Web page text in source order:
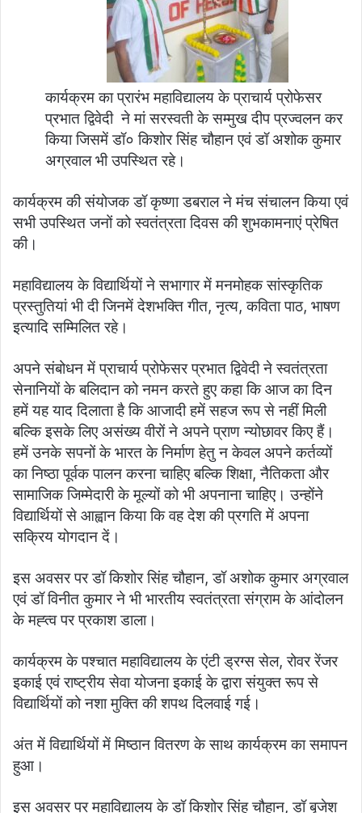
कार्यक्रम का प्रारंभ महाविद्यालय के प्राचार्य प्रोफेसर
प्रभात द्विवेदी ने मां सरस्वती के सम्मुख दीप प्रज्वलन कर
किया जिसमें डॉ० किशोर सिंह चौहान एवं डॉ अशोक कुमार
अग्रवाल भी उपस्थित रहे।
कार्यक्रम की संयोजक डॉ कृष्णा डबराल ने मंच संचालन किया एवं
सभी उपस्थित जनों को स्वतंत्रता दिवस की शुभकामनाएं प्रेषित
की।
महाविद्यालय के विद्यार्थियों ने सभागार में मनमोहक सांस्कृतिक
प्रस्तुतियां भी दी जिनमें देशभक्ति गीत, नृत्य, कविता पाठ, भाषण
इत्यादि सम्मिलित रहे।
अपने संबोधन में प्राचार्य प्रोफेसर प्रभात द्विवेदी ने स्वतंत्रता
सेनानियों के बलिदान को नमन करते हुए कहा कि आज का दिन
हमें यह याद दिलाता है कि आजादी हमें सहज रूप से नहीं मिली
बल्कि इसके लिए असंख्य वीरों ने अपने प्राण न्योछावर किए हैं।
हमें उनके सपनों के भारत के निर्माण हेतु न केवल अपने कर्तव्यों
का निष्ठा पूर्वक पालन करना चाहिए बल्कि शिक्षा, नैतिकता और
सामाजिक जिम्मेदारी के मूल्यों को भी अपनाना चाहिए। उन्होंने
विद्यार्थियों से आह्वान किया कि वह देश की प्रगति में अपना
सक्रिय योगदान दें।
इस अवसर पर डॉ किशोर सिंह चौहान, डॉ अशोक कुमार अग्रवाल
एवं डॉ विनीत कुमार ने भी भारतीय स्वतंत्रता संग्राम के आंदोलन
के मह्त्व पर प्रकाश डाला।
कार्यक्रम के पश्चात महाविद्यालय के एंटी ड्रग्स सेल, रोवर रेंजर
इकाई एवं राष्ट्रीय सेवा योजना इकाई के द्वारा संयुक्त रूप से
विद्यार्थियों को नशा मुक्ति की शपथ दिलवाई गई।
अंत में विद्यार्थियों में मिष्ठान वितरण के साथ कार्यक्रम का समापन
हुआ।
इस अवसर पर महाविद्यालय के डॉ किशोर सिंह चौहान, डॉ बृजेश